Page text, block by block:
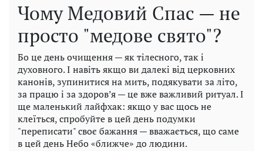
Чому Медовий Спас — не
просто "медове свято"?
Бо це день очищення — як тілесного, так і
духовного. І навіть якщо ви далекі від церковних
канонів, зупинитися на мить, подякувати за літо,
за працю і за здоров’я — це вже важливий ритуал. І
ще маленький лайфхак: якщо у вас щось не
клеїться, спробуйте в цей день подумки
"переписати" своє бажання — вважається, що саме
в цей день Небо «ближче» до людини.